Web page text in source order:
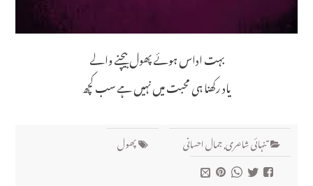
بہت اداس ہوئے پھول بیچنے والے
یاد رکھنا ہی محبت میں نہیں ہے سب کچھ
تنہائی شاعری,جمال احسانی پھول